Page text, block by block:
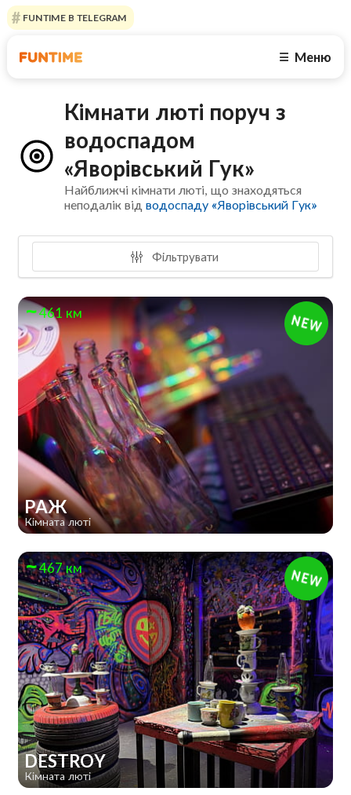
FUNTIME В TELEGRAM
☰ Меню
Кімнати люті поруч з
водоспадом
«Яворівський Гук»
Найближчі кімнати люті, що знаходяться
неподалік відводоспаду «Яворівський Гук»
Фільтрувати
461 км
РАЖ
Кімната люті
467 км
DESTROY
Кімната люті